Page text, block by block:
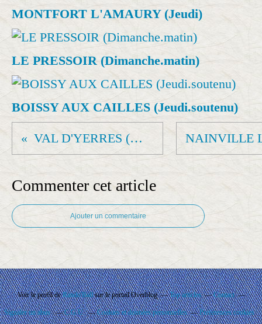
MONTFORT L'AMAURY (Jeudi)
LE PRESSOIR (Dimanche.matin)
BOISSY AUX CAILLES (Jeudi.soutenu)
VAL D'YERRES (Mardi.am)
Commenter cet article
Ajouter un commentaire
Voir le profil deRando'Ballsur le portail Overblog Top articles Contact
Signaler un abus C.G.U. Cookies et données personnelles Préférences cookies